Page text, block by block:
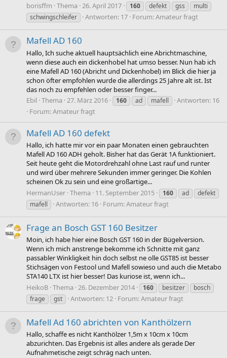
borisffm Thema 26. April 2017 160 defekt gss
multi
schwingschleifer
Antworten: 17 Forum:Amateur fragt
Mafell AD 160
Hallo, Ich suche aktuell hauptsächlich eine Abrichtmaschine,
wenn diese auch ein dickenhobel hat umso besser. Nun hab ich
eine Mafell AD 160 (Abricht und Dickenhobel) im Blick die hier ja
schon öfter empfohlen wurde die allerdings 25 Jahre alt ist. Ist
das noch zu empfehlen oder besser finger...
Ebil Thema 27. März 2016 160 ad mafell
Antworten: 16
Forum:Amateur fragt
Mafell AD 160 defekt
Hallo, ich hatte mir vor ein paar Monaten einen gebrauchten
Mafell AD 160 ADH geholt. Bisher hat das Gerät 1A funktioniert.
Seit heute geht die Motordrehzahl ohne Last rauf und runter
und wird über mehrere Sekunden immer geringer. Die Kohlen
scheinen Ok zu sein und eine großartige...
HermanUser Thema 11. September 2015 160 ad
defekt
mafell
Antworten: 16 Forum:Amateur fragt
Frage an Bosch GST 160 Besitzer
Moin, ich habe hier eine Bosch GST 160 in der Bügelversion.
Wenn ich mich anstrenge bekomme ich Schnitte mit ganz
passabler Winkligkeit hin doch selbst ne olle GST85 ist besser
Stichsägen von Festool und Mafell sowieso und auch die Metabo
STA140 LTX ist hier besser! Das kuriose ist, wenn ich...
HeikoB Thema 26. Dezember 2014 160 besitzer
bosch
frage
gst Antworten: 12 Forum:Amateur fragt
Mafell Ad 160 abrichten von Kanthölzern
Hallo, schaffe es nicht Kanthölzer 1,5m x 10cm x 10cm
abzurichten. Das Ergebnis ist alles andere als gerade Der
Aufnahmetische zeigt schräg nach unten.